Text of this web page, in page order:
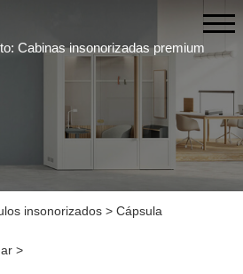
Cabinas insonorizadas premium
insonorizados> Cápsula
>